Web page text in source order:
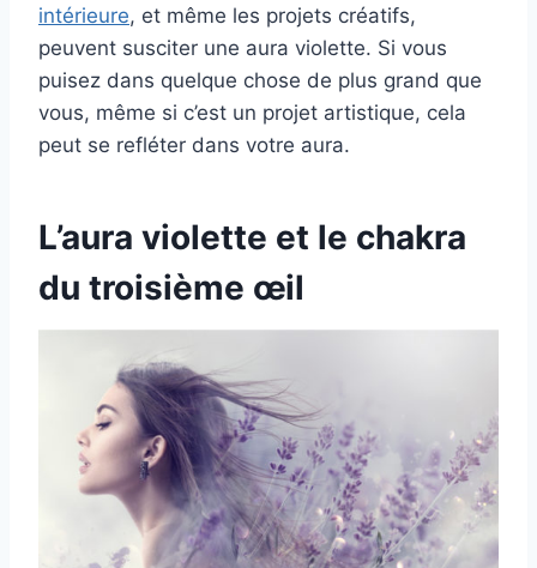
intérieure, et même les projets créatifs,
peuvent susciter une aura violette. Si vous
puisez dans quelque chose de plus grand que
vous, même si c’est un projet artistique, cela
peut se refléter dans votre aura.
L’aura violette et le chakra
du troisième œil